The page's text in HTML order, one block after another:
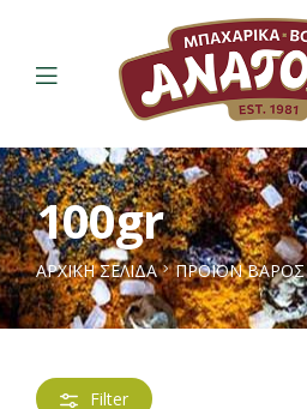
100gr
ΑΡΧΙΚΉ ΣΕΛΊΔΑ ΠΡΟΪΌΝ ΒΆΡΟΣ
Filter